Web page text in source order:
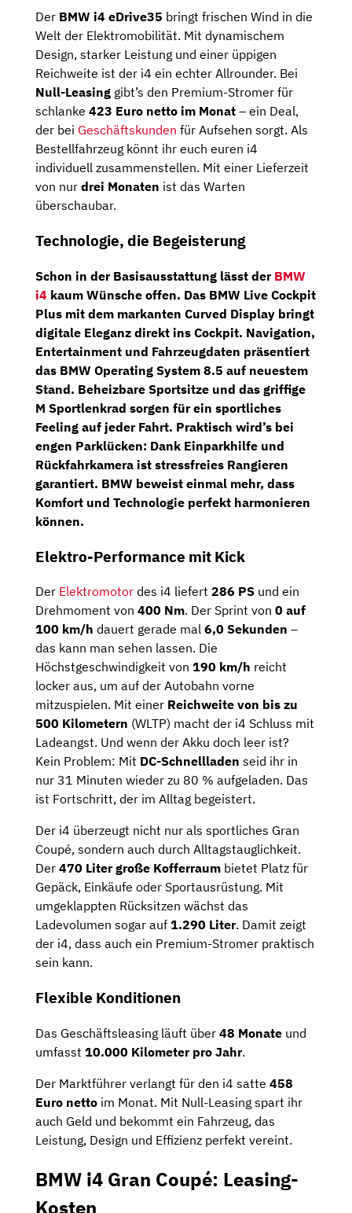
Der BMW i4 eDrive35 bringt frischen Wind in die
Welt der Elektromobilität. Mit dynamischem
Design, starker Leistung und einer üppigen
Reichweite ist der i4 ein echter Allrounder. Bei
Null-Leasing gibt’s den Premium-Stromer für
schlanke 423 Euro netto im Monat – ein Deal,
der bei Geschäftskunden für Aufsehen sorgt. Als
Bestellfahrzeug könnt ihr euch euren i4
individuell zusammenstellen. Mit einer Lieferzeit
von nur drei Monaten ist das Warten
überschaubar.
Technologie, die Begeisterung
Schon in der Basisausstattung lässt der BMW
i4 kaum Wünsche offen. Das BMW Live Cockpit
Plus mit dem markanten Curved Display bringt
digitale Eleganz direkt ins Cockpit. Navigation,
Entertainment und Fahrzeugdaten präsentiert
das BMW Operating System 8.5 auf neuestem
Stand. Beheizbare Sportsitze und das griffige
M Sportlenkrad sorgen für ein sportliches
Feeling auf jeder Fahrt. Praktisch wird’s bei
engen Parklücken: Dank Einparkhilfe und
Rückfahrkamera ist stressfreies Rangieren
garantiert. BMW beweist einmal mehr, dass
Komfort und Technologie perfekt harmonieren
können.
Elektro-Performance mit Kick
Der Elektromotor des i4 liefert 286 PS und ein
Drehmoment von 400 Nm. Der Sprint von 0 auf
100 km/h dauert gerade mal 6,0 Sekunden –
das kann man sehen lassen. Die
Höchstgeschwindigkeit von 190 km/h reicht
locker aus, um auf der Autobahn vorne
mitzuspielen. Mit einer Reichweite von bis zu
500 Kilometern (WLTP) macht der i4 Schluss mit
Ladeangst. Und wenn der Akku doch leer ist?
Kein Problem: Mit DC-Schnellladen seid ihr in
nur 31 Minuten wieder zu 80 % aufgeladen. Das
ist Fortschritt, der im Alltag begeistert.
Der i4 überzeugt nicht nur als sportliches Gran
Coupé, sondern auch durch Alltagstauglichkeit.
Der 470 Liter große Kofferraum bietet Platz für
Gepäck, Einkäufe oder Sportausrüstung. Mit
umgeklappten Rücksitzen wächst das
Ladevolumen sogar auf 1.290 Liter. Damit zeigt
der i4, dass auch ein Premium-Stromer praktisch
sein kann.
Flexible Konditionen
Das Geschäftsleasing läuft über 48 Monate und
umfasst 10.000 Kilometer pro Jahr.
Der Marktführer verlangt für den i4 satte 458
Euro netto im Monat. Mit Null-Leasing spart ihr
auch Geld und bekommt ein Fahrzeug, das
Leistung, Design und Effizienz perfekt vereint.
BMW i4 Gran Coupé: Leasing-
Kosten